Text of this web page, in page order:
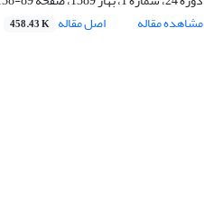
مشاهده مقاله
اصل مقاله 458.43 K